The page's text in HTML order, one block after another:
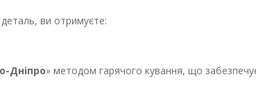
ви отримуєте:
Дніпро» методом гарячого кування, що